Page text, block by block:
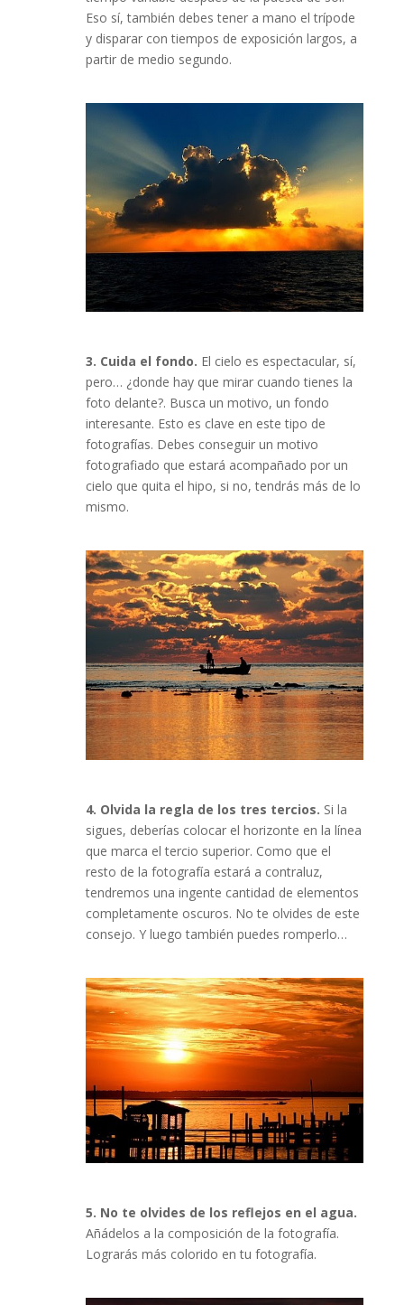
Eso sí, también debes tener a mano el trípode
y disparar con tiempos de exposición largos, a
partir de medio segundo.
3. Cuida el fondo. El cielo es espectacular, sí,
pero… ¿donde hay que mirar cuando tienes la
foto delante?. Busca un motivo, un fondo
interesante. Esto es clave en este tipo de
fotografías. Debes conseguir un motivo
fotografiado que estará acompañado por un
cielo que quita el hipo, si no, tendrás más de lo
mismo.
4. Olvida la regla de los tres tercios. Si la
sigues, deberías colocar el horizonte en la línea
que marca el tercio superior. Como que el
resto de la fotografía estará a contraluz,
tendremos una ingente cantidad de elementos
completamente oscuros. No te olvides de este
consejo. Y luego también puedes romperlo…
5. No te olvides de los reflejos en el agua.
Añádelos a la composición de la fotografía.
Lograrás más colorido en tu fotografía.